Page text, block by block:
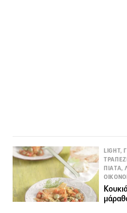
LIGHT,
ΠΙΑΤΑ,